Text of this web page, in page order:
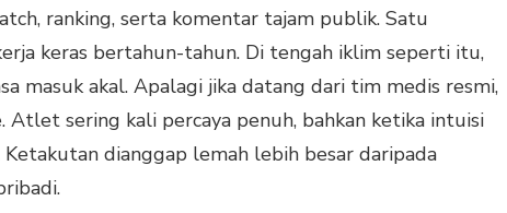
ranking, serta komentar tajam publik. Satu
keras bertahun-tahun. Di tengah iklim seperti itu,
masuk akal. Apalagi jika datang dari tim medis resmi,
Atlet sering kali percaya penuh, bahkan ketika intuisi
dianggap lemah lebih besar daripada